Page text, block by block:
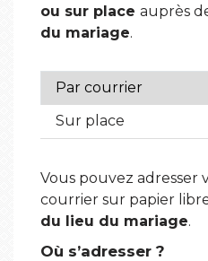
ou sur place auprès
du mariage.
Par courrier
Sur place
Vous pouvez adresser
courrier sur papier
du lieu du mariage.
Où s’adresser ?